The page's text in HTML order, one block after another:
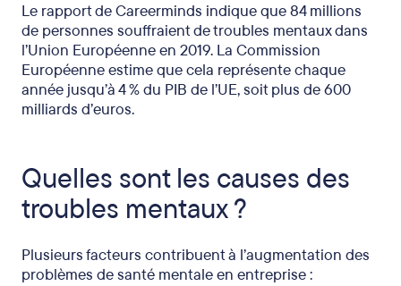
Le rapport de Careerminds indique que 84 millions
de personnes souffraient de troubles mentaux dans
l’Union Européenne en 2019. La Commission
Européenne estime que cela représente chaque
année jusqu’à 4 % du PIB de l’UE, soit plus de 600
milliards d’euros.
Quelles sont les causes des
troubles mentaux ?
Plusieurs facteurs contribuent à l’augmentation des
problèmes de santé mentale en entreprise :